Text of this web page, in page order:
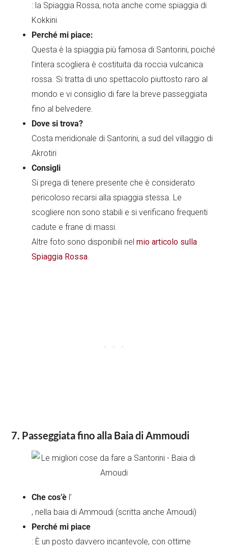
: la Spiaggia Rossa, nota anche come spiaggia di
Kokkini
Perché mi piace:
Questa è la spiaggia più famosa di Santorini, poiché
l’intera scogliera è costituita da roccia vulcanica
rossa. Si tratta di uno spettacolo piuttosto raro al
mondo e vi consiglio di fare la breve passeggiata
fino al belvedere.
Dove si trova?
Costa meridionale di Santorini, a sud del villaggio di
Akrotiri
Consigli
Si prega di tenere presente che è considerato
pericoloso recarsi alla spiaggia stessa. Le
scogliere non sono stabili e si verificano frequenti
cadute e frane di massi.
Altre foto sono disponibili nelmio articolo sulla
Spiaggia Rossa.
7. Passeggiata fino alla Baia di Ammoudi
Che cos’è l’
, nella baia di Ammoudi (scritta anche Amoudi)
Perché mi piace
: È un posto davvero incantevole, con ottime